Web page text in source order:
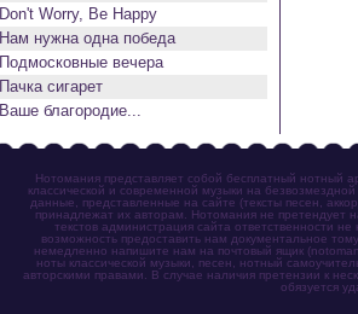
Don't Worry, Be Happy
Нам нужна одна победа
Подмосковные вечера
Пачка сигарет
Ваше благородие...
Нотомания представляет собой бесплатный нотный
классической и современной музыки на
данные, представленные на сайте (тексты песен,
принадлежат их авторам. Нотомания не претендует
текстов администрация сайта ответственности
возможность предоставить нам документальное
немедленно напишите нам на почтовый ящик
ноты классической музыки, песен, нотный
авторскими правами. В случае наличия претензии к
обязуется